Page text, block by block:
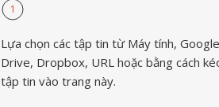
1
Lựa chọn các tập tin từ Máy tính, Google
Drive, Dropbox, URL hoặc bằng cách
tập tin vào trang này.